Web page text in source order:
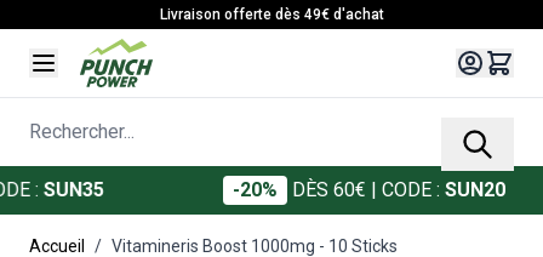
Livraison offerte dès 49€ d'achat
Rechercher...
SUN35 -20% DÈS 60€ | CODE :SUN20
Accueil / Vitamineris Boost 1000mg - 10 Sticks